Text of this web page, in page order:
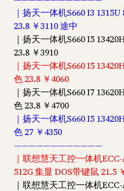
｜扬天一体机S660 I3
23.8 ￥3110 途中
｜扬天一体机S660 I5
23.8 ￥3910
｜扬天一体机S660 I5
色 23.8 ￥4060
｜扬天一体机S660 I7
色 23.8 ￥4700
｜扬天一体机S660 I5
色 27 ￥4350
————————————
｜联想慧天工控一体机ECC-
512G 集显 DOS带键鼠 21.5
｜联想慧天工控一体机ECC-